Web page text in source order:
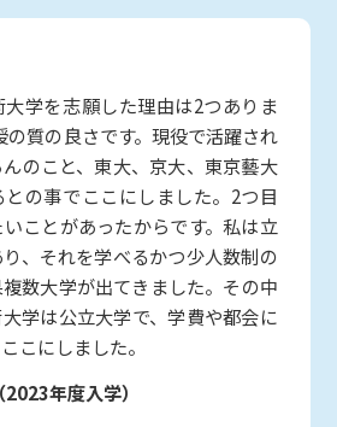
学を志願した理由は2つありま
の質の良さです。現役で活躍され
のこと、東大、京大、東京藝大
の事でここにしました。2つ目
ことがあったからです。私は立
、それを学べるかつ少人数制の
数大学が出てきました。その中
学は公立大学で、学費や都会に
こにしました。
（2023年度入学）